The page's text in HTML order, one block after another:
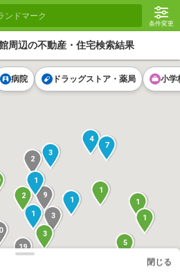
条件変更
周辺の不動産・住宅検索結果
19
3
1
9
2
1
1
1
3
2
4
5
3
7
1
1
病院 ドラッグストア・薬局 小学
閉じる